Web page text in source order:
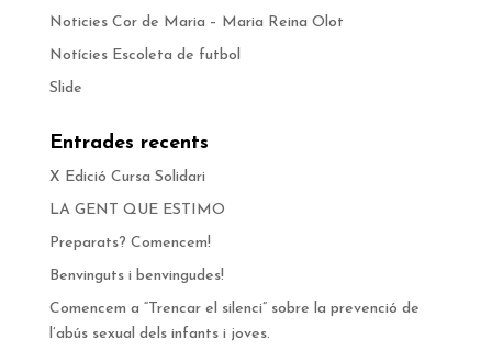
Noticies Cor de Maria – Maria Reina Olot
Notícies Escoleta de futbol
Slide
Entrades recents
X Edició Cursa Solidari
LA GENT QUE ESTIMO
Preparats? Comencem!
Benvinguts i benvingudes!
Comencem a “Trencar el silenci” sobre la prevenció de
l’abús sexual dels infants i joves.